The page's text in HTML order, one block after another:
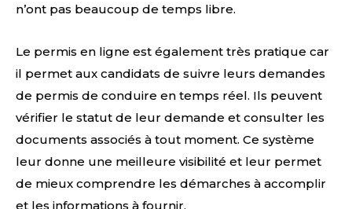
n’ont pas beaucoup de temps libre.
Le permis en ligne est également très pratique car
il permet aux candidats de suivre leurs demandes
de permis de conduire en temps réel. Ils peuvent
vérifier le statut de leur demande et consulter les
documents associés à tout moment. Ce système
leur donne une meilleure visibilité et leur permet
de mieux comprendre les démarches à accomplir
et les informations à fournir.